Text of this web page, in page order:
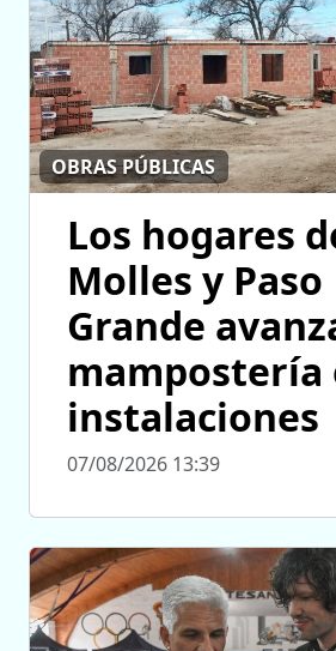
OBRAS PÚBLICAS
Los hogares
Molles y Paso
Grande
mampostería
instalaciones
07/08/2026 13:39